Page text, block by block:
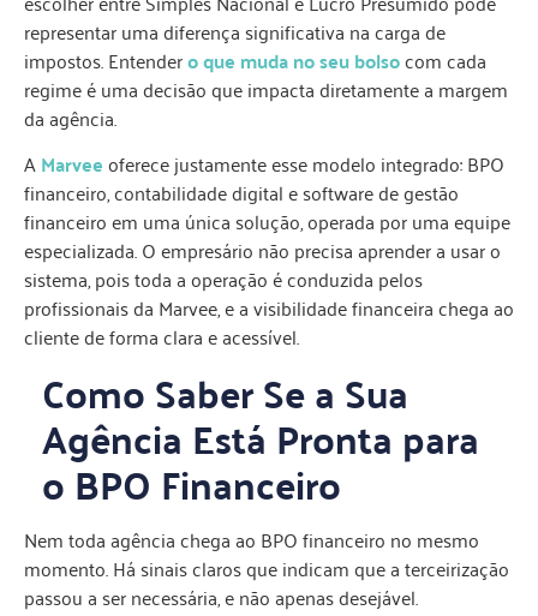
representar uma diferença significativa na carga de
impostos. Entendero que muda no seu bolsocom cada
regime é uma decisão que impacta diretamente a margem
da agência.
AMarveeoferece justamente esse modelo integrado: BPO
financeiro, contabilidade digital e software de gestão
financeiro em uma única solução, operada por uma equipe
especializada. O empresário não precisa aprender a usar o
sistema, pois toda a operação é conduzida pelos
profissionais da Marvee, e a visibilidade financeira chega ao
cliente de forma clara e acessível.
Como Saber Se a Sua
Agência Está Pronta para
o BPO Financeiro
Nem toda agência chega ao BPO financeiro no mesmo
momento. Há sinais claros que indicam que a terceirização
passou a ser necessária, e não apenas desejável.